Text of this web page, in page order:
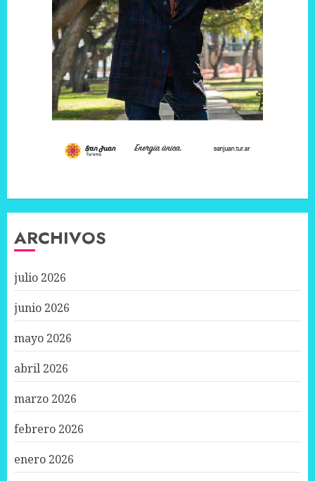
ARCHIVOS
julio 2026
junio 2026
mayo 2026
abril 2026
marzo 2026
febrero 2026
enero 2026